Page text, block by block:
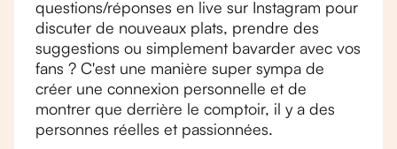
questions/réponses en live sur Instagram pour
discuter de nouveaux plats, prendre des
suggestions ou simplement bavarder avec vos
fans ? C'est une manière super sympa de
créer une connexion personnelle et de
montrer que derrière le comptoir, il y a des
personnes réelles et passionnées.